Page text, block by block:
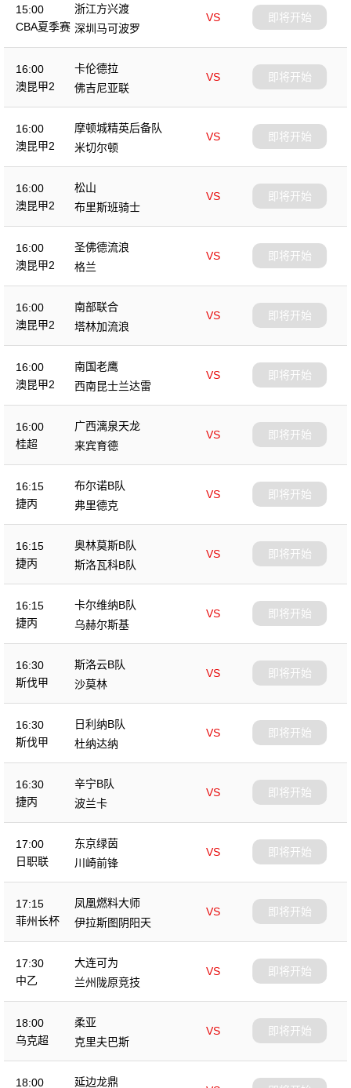
15:00
CBA夏季赛
浙江方兴渡
VS
深圳马可波罗
即将开始
16:00
澳昆甲2
卡伦德拉
VS
佛吉尼亚联
即将开始
16:00
澳昆甲2
摩顿城精英后备队
VS
米切尔顿
即将开始
16:00
澳昆甲2
松山
VS
布里斯班骑士
即将开始
16:00
澳昆甲2
圣佛德流浪
VS
格兰
即将开始
16:00
澳昆甲2
南部联合
VS
塔林加流浪
即将开始
16:00
澳昆甲2
南国老鹰
VS
西南昆士兰达雷
即将开始
16:00
桂超
广西漓泉天龙
VS
来宾育德
即将开始
16:15
捷丙
布尔诺B队
VS
弗里德克
即将开始
16:15
捷丙
奥林莫斯B队
VS
斯洛瓦科B队
即将开始
16:15
捷丙
卡尔维纳B队
VS
乌赫尔斯基
即将开始
16:30
斯伐甲
斯洛云B队
VS
沙莫林
即将开始
16:30
斯伐甲
日利纳B队
VS
杜纳达纳
即将开始
16:30
捷丙
辛宁B队
VS
波兰卡
即将开始
17:00
日职联
东京绿茵
VS
川崎前锋
即将开始
17:15
菲州长杯
凤凰燃料大师
VS
伊拉斯图阴阳天
即将开始
17:30
中乙
大连可为
VS
兰州陇原竞技
即将开始
18:00
乌克超
柔亚
VS
克里夫巴斯
即将开始
18:00 延边龙鼎